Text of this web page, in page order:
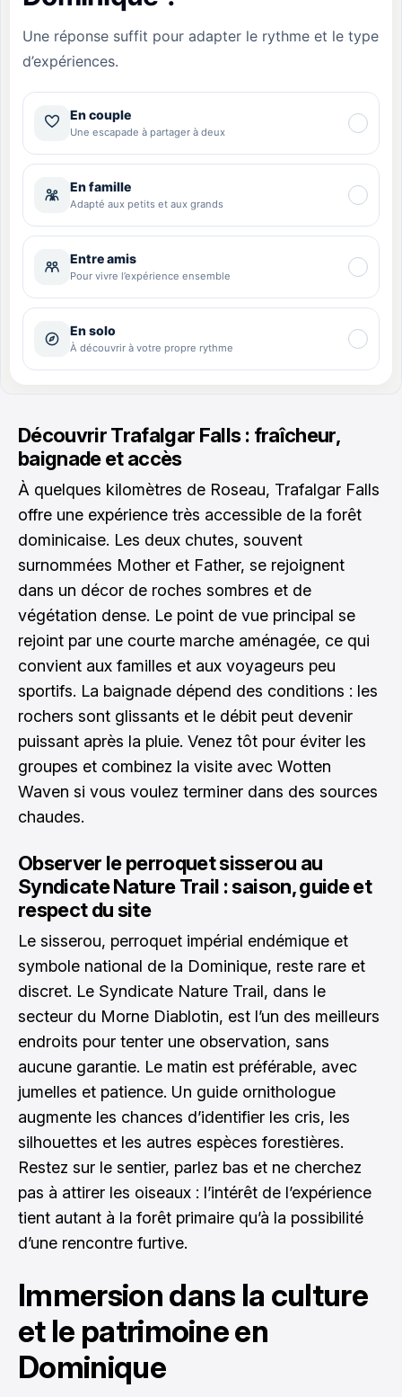
Découvrir Trafalgar Falls : fraîcheur,
baignade et accès
À quelques kilomètres de Roseau, Trafalgar Falls
offre une expérience très accessible de la forêt
dominicaise. Les deux chutes, souvent
surnommées Mother et Father, se rejoignent
dans un décor de roches sombres et de
végétation dense. Le point de vue principal se
rejoint par une courte marche aménagée, ce qui
convient aux familles et aux voyageurs peu
sportifs. La baignade dépend des conditions : les
rochers sont glissants et le débit peut devenir
puissant après la pluie. Venez tôt pour éviter les
groupes et combinez la visite avec Wotten
Waven si vous voulez terminer dans des sources
chaudes.
Observer le perroquet sisserou au
Syndicate Nature Trail : saison, guide et
respect du site
Le sisserou, perroquet impérial endémique et
symbole national de la Dominique, reste rare et
discret. Le Syndicate Nature Trail, dans le
secteur du Morne Diablotin, est l’un des meilleurs
endroits pour tenter une observation, sans
aucune garantie. Le matin est préférable, avec
jumelles et patience. Un guide ornithologue
augmente les chances d’identifier les cris, les
silhouettes et les autres espèces forestières.
Restez sur le sentier, parlez bas et ne cherchez
pas à attirer les oiseaux : l’intérêt de l’expérience
tient autant à la forêt primaire qu’à la possibilité
d’une rencontre furtive.
Immersion dans la culture
et le patrimoine en
Dominique